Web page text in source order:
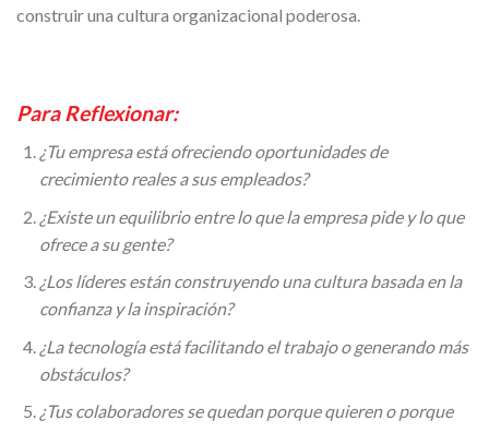
construir una cultura organizacional poderosa.
Para Reflexionar:
¿Tu empresa está ofreciendo oportunidades de
crecimiento reales a sus empleados?
¿Existe un equilibrio entre lo que la empresa pide y lo que
ofrece a su gente?
¿Los líderes están construyendo una cultura basada en la
confianza y la inspiración?
¿La tecnología está facilitando el trabajo o generando más
obstáculos?
¿Tus colaboradores se quedan porque quieren o porque